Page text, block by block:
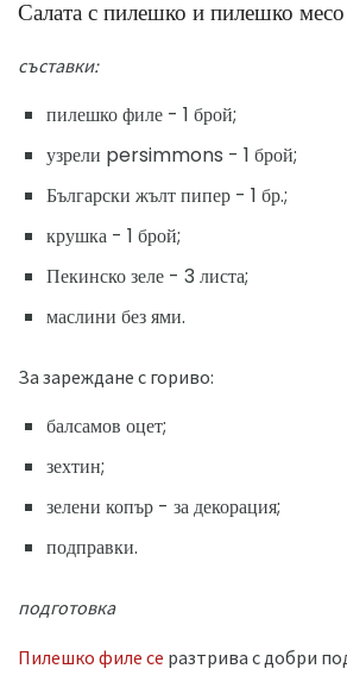
Салата с пилешко и пилешко месо
съставки:
пилешко филе - 1 брой;
узрели persimmons - 1 брой;
Български жълт пипер - 1 бр.;
крушка - 1 брой;
Пекинско зеле - 3 листа;
маслини без ями.
За зареждане с гориво:
балсамов оцет;
зехтин;
зелени копър - за декорация;
подправки.
подготовка
Пилешко филе се разтрива с добри